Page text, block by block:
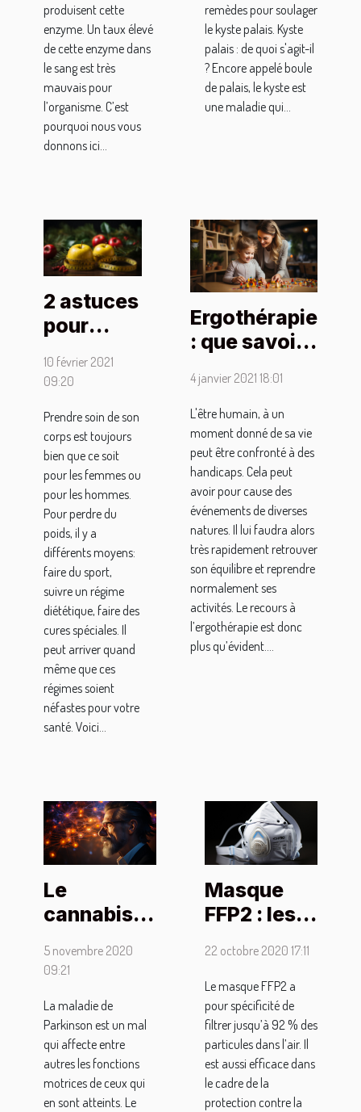
produisent cette
enzyme. Un taux élevé
de cette enzyme dans
le sang est très
mauvais pour
l’organisme. C’est
pourquoi nous vous
donnons ici...
remèdes pour soulager
le kyste palais. Kyste
palais : de quoi s'agit-il
? Encore appelé boule
de palais, le kyste est
une maladie qui...
2 astuces
pour
vite et
risque
10 février 2021
09:20
Prendre soin de son
corps est toujours
bien que ce soit
pour les femmes ou
pour les hommes.
Pour perdre du
poids, il y a
différents moyens:
faire du sport,
suivre un régime
diététique, faire des
cures spéciales. Il
peut arriver quand
même que ces
régimes soient
néfastes pour votre
santé. Voici...
Ergothérapie
: que savoir
cette
profession ?
4 janvier 2021 18:01
L'être humain, à un
moment donné de sa vie
peut être confronté à des
handicaps. Cela peut
avoir pour cause des
événements de diverses
natures. Il lui faudra alors
très rapidement retrouver
son équilibre et reprendre
normalement ses
activités. Le recours à
l’ergothérapie est donc
plus qu’évident....
Le
cannabis
peut-il être
utilisé dans
traitement
de la
maladie de
Parkinson ?
5 novembre 2020
09:21
La maladie de
Parkinson est un mal
qui affecte entre
autres les fonctions
motrices de ceux qui
en sont atteints. Le
Masque
FFP2 : les
critères
d'un bon
choix
22 octobre 2020 17:11
Le masque FFP2 a
pour spécificité de
filtrer jusqu’à 92 % des
particules dans l’air. Il
est aussi efficace dans
le cadre de la
protection contre la